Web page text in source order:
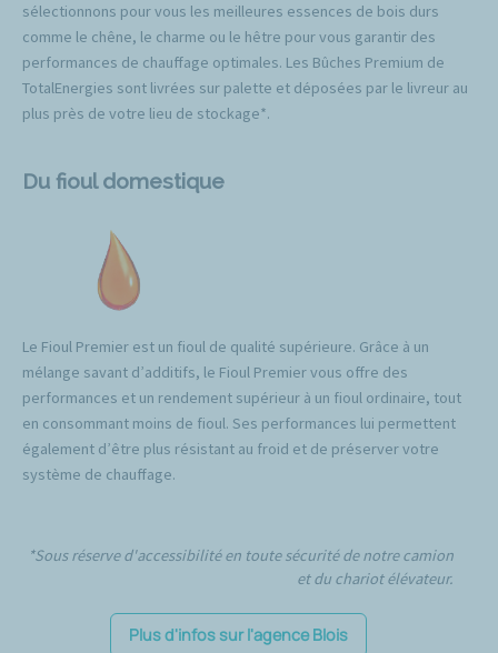
sélectionnons pour vous les meilleures essences de bois durs
comme le chêne, le charme ou le hêtre pour vous garantir des
performances de chauffage optimales. Les Bûches Premium de
TotalEnergies sont livrées sur palette et déposées par le livreur au
plus près de votre lieu de stockage*.
Du fioul domestique
Le Fioul Premier est un fioul de qualité supérieure. Grâce à un
mélange savant d’additifs, le Fioul Premier vous offre des
performances et un rendement supérieur à un fioul ordinaire, tout
en consommant moins de fioul. Ses performances lui permettent
également d’être plus résistant au froid et de préserver votre
système de chauffage.
*Sous réserve d'accessibilité en toute sécurité de notre camion
et du chariot élévateur.
Plus d'infos sur l'agence Blois